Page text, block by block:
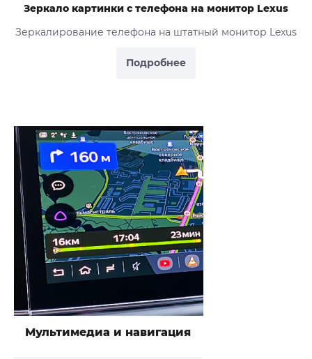
Подробнее
Зеркало картинки с телефона на монитор Lexus
Зеркалирование телефона на штатный монитор Lexus
Мультимедиа и навигация